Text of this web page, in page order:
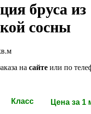
бруса из
сосны
на сайте или по
Класс Цена за 1